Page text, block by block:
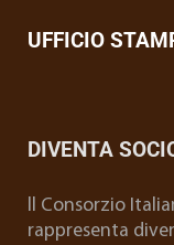
UFFICIO
DIVENTA
ll Consorzio
rappresenta